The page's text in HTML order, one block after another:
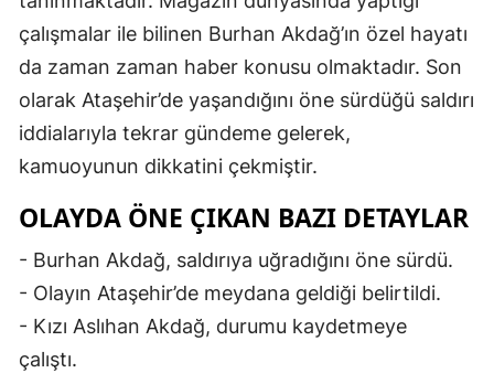
çalışmalar ile bilinen Burhan Akdağ’ın özel hayatı
da zaman zaman haber konusu olmaktadır. Son
olarak Ataşehir’de yaşandığını öne sürdüğü saldırı
iddialarıyla tekrar gündeme gelerek,
kamuoyunun dikkatini çekmiştir.
OLAYDA ÖNE ÇIKAN BAZI DETAYLAR
- Burhan Akdağ, saldırıya uğradığını öne sürdü.
- Olayın Ataşehir’de meydana geldiği belirtildi.
- Kızı Aslıhan Akdağ, durumu kaydetmeye
çalıştı.